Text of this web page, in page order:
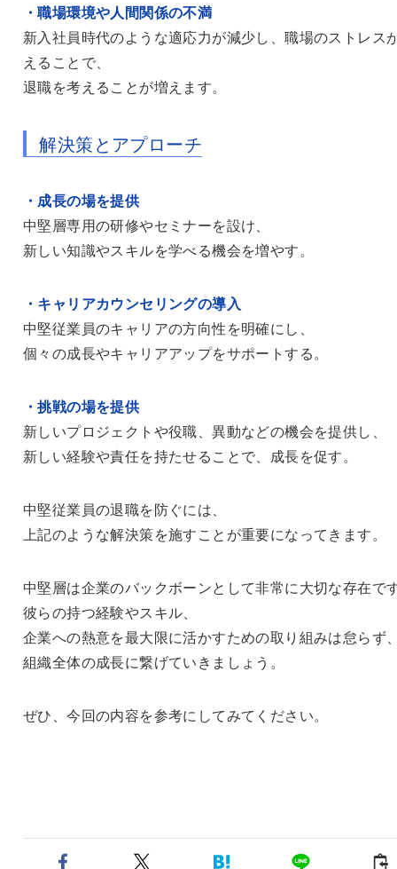
・職場環境や人間関係の不満
新入社員時代のような適応力が減少し、職場のストレス
えることで、
退職を考えることが増えます。
解決策とアプローチ
・成長の場を提供
中堅層専用の研修やセミナーを設け、
新しい知識やスキルを学べる機会を増やす。
・キャリアカウンセリングの導入
中堅従業員のキャリアの方向性を明確にし、
個々の成長やキャリアアップをサポートする。
・挑戦の場を提供
新しいプロジェクトや役職、異動などの機会を提供し、
新しい経験や責任を持たせることで、成長を促す。
中堅従業員の退職を防ぐには、
上記のような解決策を施すことが重要になってきます。
中堅層は企業のバックボーンとして非常に大切な存在で
彼らの持つ経験やスキル、
企業への熱意を最大限に活かすための取り組みは怠らず
組織全体の成長に繋げていきましょう。
ぜひ、今回の内容を参考にしてみてください。